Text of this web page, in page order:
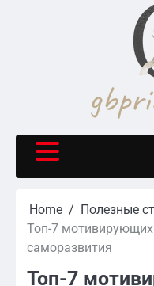
Home
Полезные
Топ-7
саморазвития
Топ-7